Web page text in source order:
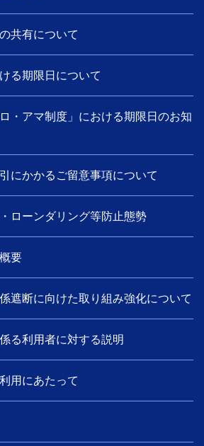
共有について
る期限日について
・アマ制度」における期限日のお知
にかかるご留意事項について
ローンダリング等防止態勢
要
遮断に向けた取り組み強化について
る利用者に対する説明
用にあたって